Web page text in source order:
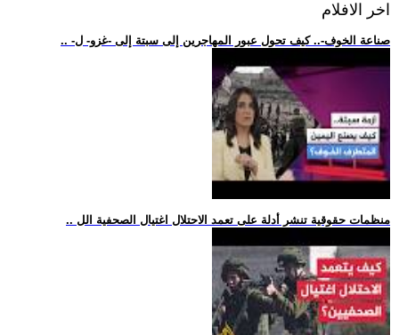
اخر الافلام
.. -صناعة الخوف-.. كيف تحول عبور المهاجرين إلى سبتة إلى -غزو- ل
.. منظمات حقوقية تنشر أدلة على تعمد الاحتلال اغتيال الصحفية الل